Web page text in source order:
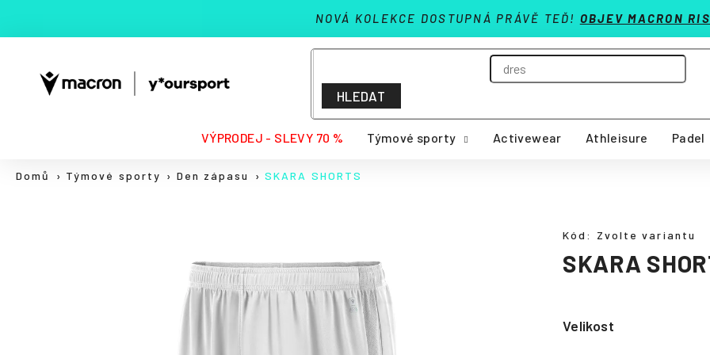
obsah
NOVÁ KOLEKCE DOSTUPNÁ PRÁVĚ TEĎ! OBJEV MACRON
HLEDAT
VÝPRODEJ - SLEVY 70 % Týmové sporty Activewear Athleisure Padel
Domů Týmové sporty Den zápasu SKARA SHORTS
SKARA
Velikost
Kód: Zvolte variantu
Zpět
obchodu
Zpět
obchodu